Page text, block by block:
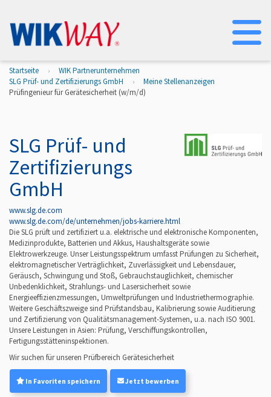
Startseite
WIK Partnerunternehmen
SLG Prüf- und Zertifizierungs GmbH
Meine Stellenanzeigen
Prüfingenieur für Gerätesicherheit (w/m/d)
SLG Prüf- und
Zertifizierungs
GmbH
www.slg.de.com
www.slg.de.com/de/unternehmen/jobs-karriere.html
Die SLG prüft und zertifiziert u.a. elektrische und elektronische Komponenten,
Medizinprodukte, Batterien und Akkus, Haushaltsgeräte sowie
Elektrowerkzeuge. Unser Leistungsspektrum umfasst Prüfungen zu Sicherheit,
elektromagnetischer Verträglichkeit, Zuverlässigkeit und Lebensdauer,
Geräusch, Schwingung und Stoß, Gebrauchstauglichkeit, chemischer
Unbedenklichkeit, Strahlungs- und Lasersicherheit sowie
Energieeffizienzmessungen, Umweltprüfungen und Industriethermographie.
Weitere Geschäftszweige sind Prüfstandsbau, Kalibrierung sowie Auditierung
und Zertifizierung von Qualitätsmanagement-Systemen, u.a. nach ISO 9001.
Unsere Leistungen in Asien: Prüfung, Verschiffungskontrollen,
Fertigungsstätteninspektionen.
Wir suchen für unseren Prüfbereich Gerätesicherheit
In Favoriten speichern Jetzt bewerben